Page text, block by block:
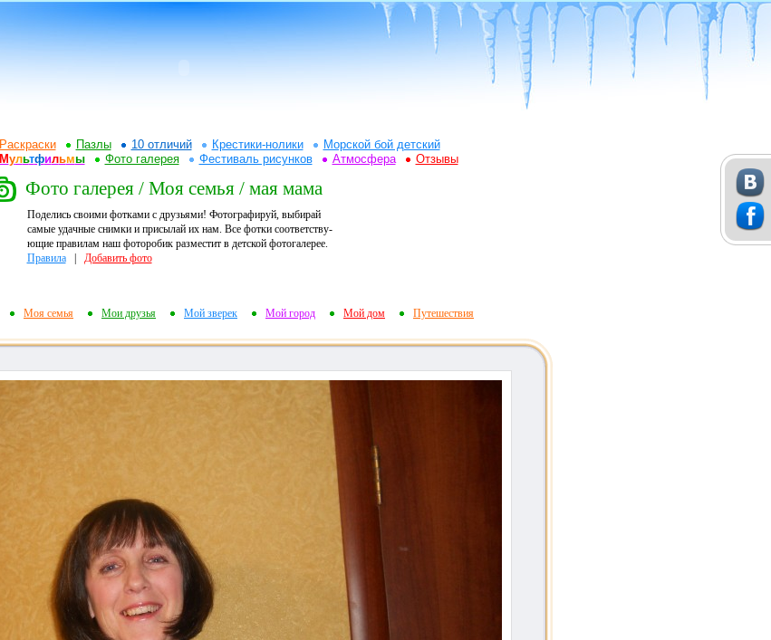
Раскраски Пазлы 10 отличий Крестики-нолики
Морской бой детский
Мультфильмы Фото галерея Фестиваль рисунков Атмосфера Отзывы
Фото галерея / Моя семья / мая мама
Поделись своими фотками с друзьями! Фотографируй, выбирай
самые удачные снимки и присылай их нам. Все фотки соответству-
ющие правилам наш фоторобик разместит в детской фотогалерее.
Правила| Добавить фото
Моя семья Мои друзья Мой зверек Мой город Мой дом Путешествия